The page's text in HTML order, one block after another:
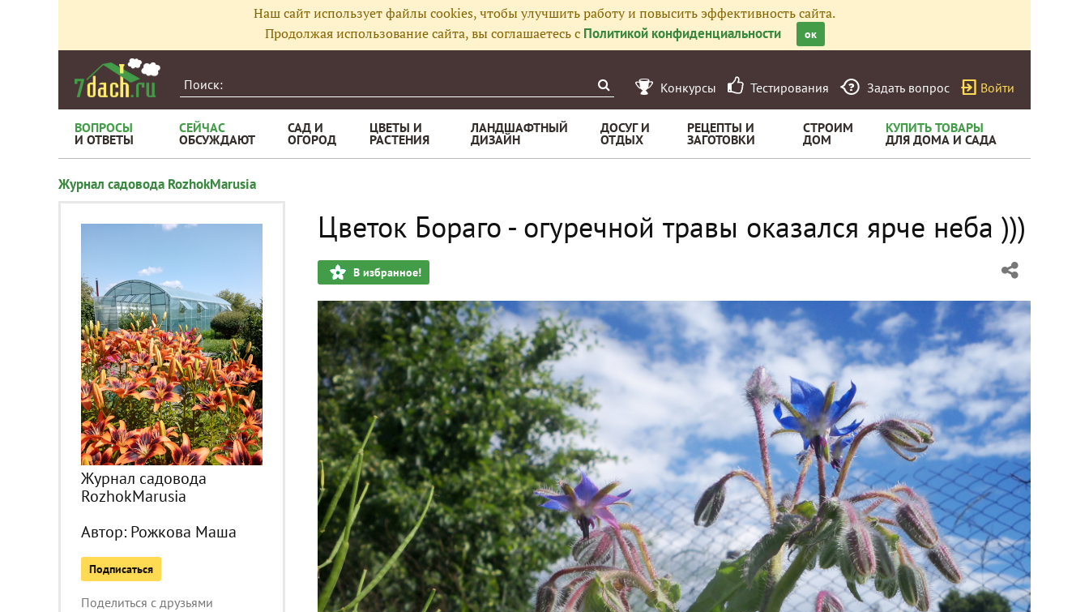
Наш сайт использует файлы cookies, чтобы улучшить работу и повысить эффективность сайта.
Продолжая использование сайта, вы соглашаетесь с Политикой конфиденциальности ок
Конкурсы Тестирования Задать вопрос Войти
ВОПРОСЫ
И ОТВЕТЫ
СЕЙЧАС
ОБСУЖДАЮТ
САД И
ОГОРОД
ЦВЕТЫ И
РАСТЕНИЯ
ЛАНДШАФТНЫЙ
ДИЗАЙН
ДОСУГ И
ОТДЫХ
РЕЦЕПТЫ И
ЗАГОТОВКИ
СТРОИМ
ДОМ
КУПИТЬ ТОВАРЫ
ДЛЯ ДОМА И САДА
Журнал садовода RozhokMarusia
Журнал садовода
RozhokMarusia
Автор: Рожкова Маша
Подписаться
Поделиться с друзьями
Цветок Бораго - огуречной травы оказался ярче неба )))
В избранное!